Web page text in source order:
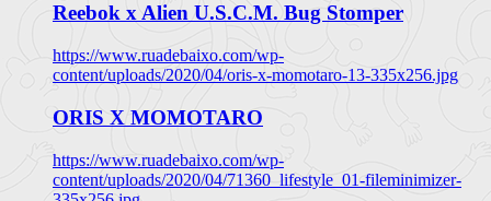
Reebok x Alien U.S.C.M. Bug Stomper
https://www.ruadebaixo.com/wp-
content/uploads/2020/04/oris-x-momotaro-13-335x256.jpg
ORIS X MOMOTARO
https://www.ruadebaixo.com/wp-
content/uploads/2020/04/71360_lifestyle_01-fileminimizer-